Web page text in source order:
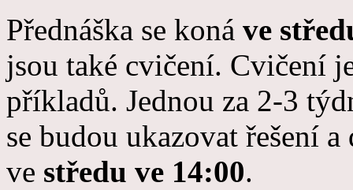
Přednáška se koná ve
jsou také cvičení. Cvičení
příkladů. Jednou za 2-3
se budou ukazovat řešení
ve středu ve 14:00.